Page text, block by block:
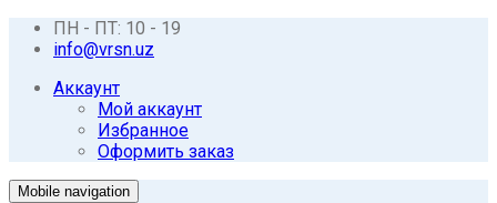
ПН - ПТ: 10 - 19
info@vrsn.uz
Аккаунт
Мой аккаунт
Избранное
Оформить заказ
Mobile navigation